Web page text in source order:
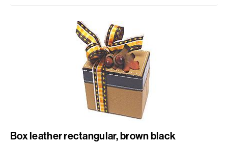
Box leather rectangular, brown black